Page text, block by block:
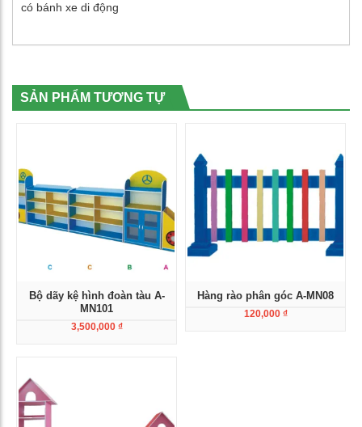
có bánh xe di động
SẢN PHẨM TƯƠNG TỰ
Bộ dãy kệ hình đoàn tàu A-
MN101
3,500,000 ₫
Hàng rào phân góc A-MN08
120,000 ₫